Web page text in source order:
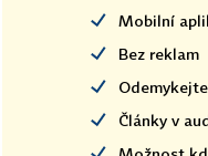
Mobilní
Bez reklam
Články v